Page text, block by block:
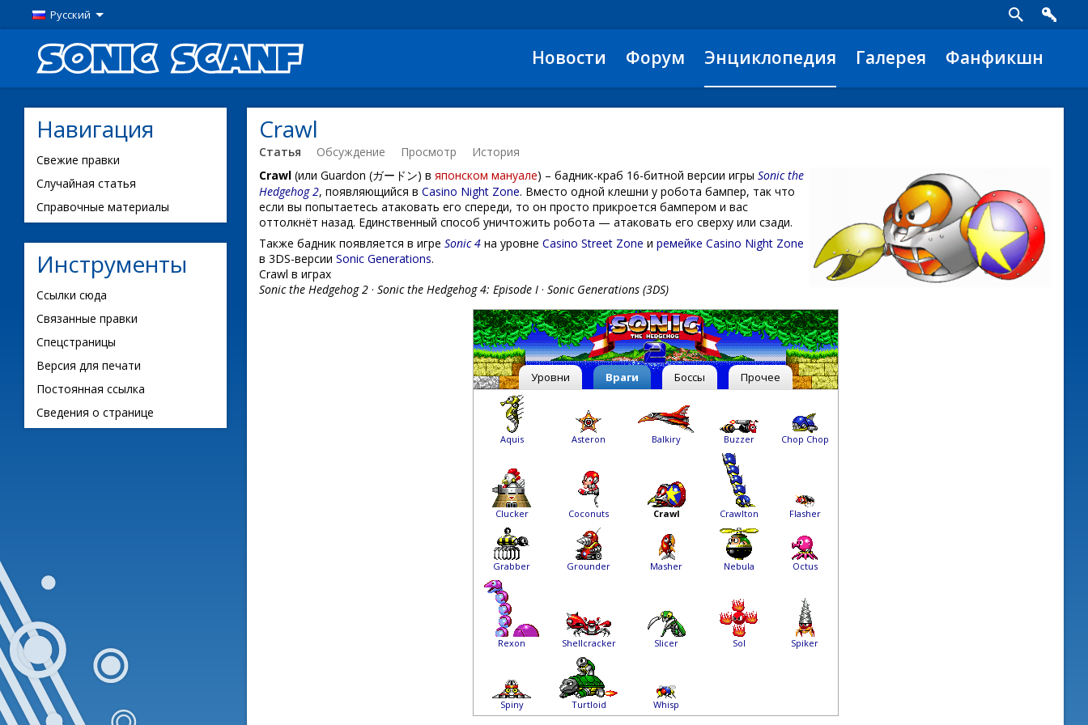
Русский
Новости Форум Энциклопедия Галерея Фанфикшн
Навигация
Свежие правки
Случайная статья
Справочные материалы
Инструменты
Ссылки сюда
Связанные правки
Спецстраницы
Версия для печати
Постоянная ссылка
Сведения о странице
Crawl
Статья Обсуждение Просмотр
История
Crawl (или Guardon (ガードン) в японском мануале) – бадник-краб 16-битной версии игры Sonic the
Hedgehog 2, появляющийся в Casino Night Zone. Вместо одной клешни у робота бампер, так что
если вы попытаетесь атаковать его спереди, то он просто прикроется бампером и вас
оттолкнёт назад. Единственный способ уничтожить робота — атаковать его сверху или сзади.
Также бадник появляется в игре Sonic 4 на уровне Casino Street Zone и ремейке Casino Night Zone
в 3DS-версии Sonic Generations.
Crawl в играх
Sonic the Hedgehog 2 · Sonic the Hedgehog 4: Episode I · Sonic Generations (3DS)
Уровни Враги Боссы Прочее
Aquis Asteron Balkiry Buzzer Chop Chop
Clucker Coconuts Crawl Crawlton Flasher
Grabber Grounder Masher Nebula Octus
Rexon Shellcracker Slicer Sol Spiker
Spiny Turtloid Whisp